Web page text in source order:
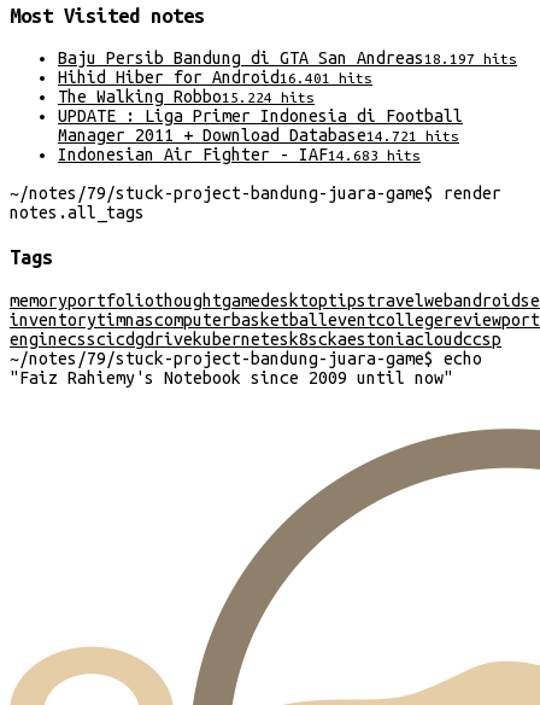
Most Visited notes
Baju Persib Bandung di GTA San Andreas18.197 hits
Hihid Hiber for Android16.401 hits
The Walking Robbo15.224 hits
UPDATE : Liga Primer Indonesia di Football
Manager 2011 + Download Database14.721 hits
Indonesian Air Fighter - IAF14.683 hits
~/notes/79/stuck-project-bandung-juara-game$
render
notes .all_tags
Tags
memoryportfoliothoughtgamedesktoptipstravelwebandroid
inventorytimnascomputerbasketballeventcollegereview
enginecsscicdgdrivekubernetes k8sckaestoniacloudccsp
~/notes/79/stuck-project-bandung-juara-game$
echo
"Faiz Rahiemy's Notebook since 2009 until now"